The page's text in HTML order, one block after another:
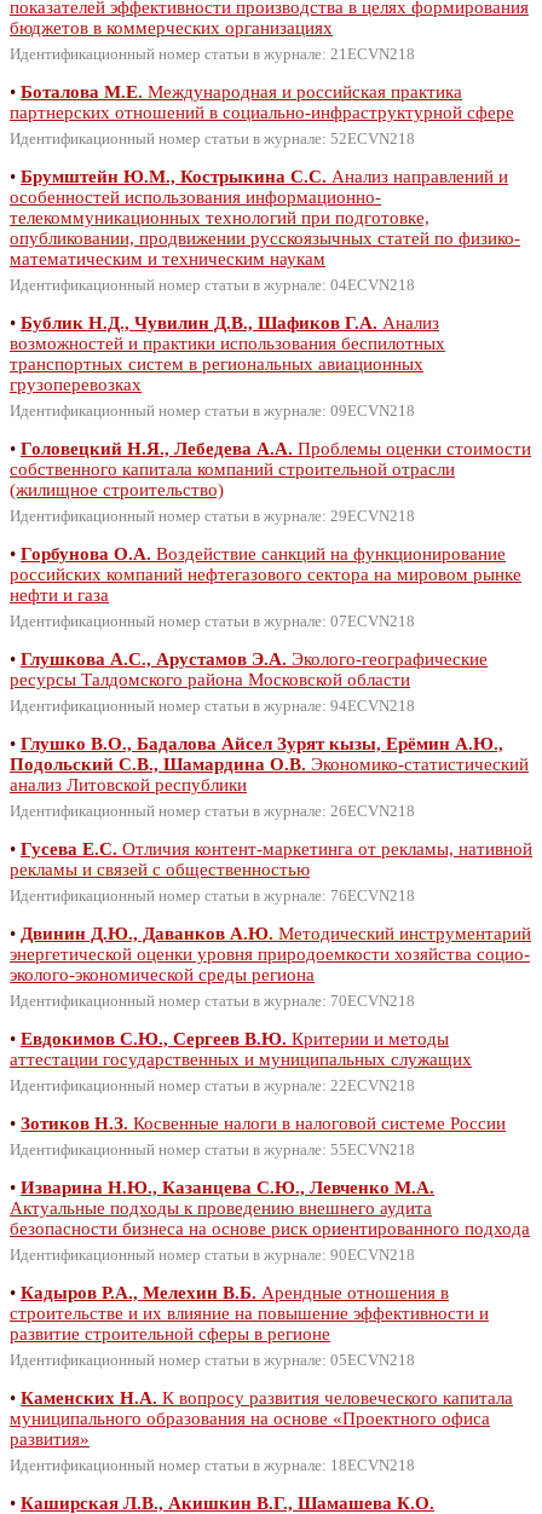
показателей эффективности производства в целях формирования
бюджетов в коммерческих организациях
Идентификационный номер статьи в журнале: 21ECVN218
• Боталова М.Е. Международная и российская практика
партнерских отношений в социально-инфраструктурной сфере
Идентификационный номер статьи в журнале: 52ECVN218
• Брумштейн Ю.М., Кострыкина С.С. Анализ направлений и
особенностей использования информационно-
телекоммуникационных технологий при подготовке,
опубликовании, продвижении русскоязычных статей по физико-
математическим и техническим наукам
Идентификационный номер статьи в журнале: 04ECVN218
• Бублик Н.Д., Чувилин Д.В., Шафиков Г.А. Анализ
возможностей и практики использования беспилотных
транспортных систем в региональных авиационных
грузоперевозках
Идентификационный номер статьи в журнале: 09ECVN218
• Головецкий Н.Я., Лебедева А.А. Проблемы оценки стоимости
собственного капитала компаний строительной отрасли
(жилищное строительство)
Идентификационный номер статьи в журнале: 29ECVN218
• Горбунова О.А. Воздействие санкций на функционирование
российских компаний нефтегазового сектора на мировом рынке
нефти и газа
Идентификационный номер статьи в журнале: 07ECVN218
• Глушкова А.С., Арустамов Э.А. Эколого-географические
ресурсы Талдомского района Московской области
Идентификационный номер статьи в журнале: 94ECVN218
• Глушко В.О., Бадалова Айсел Зурят кызы, Ерёмин А.Ю.,
Подольский С.В., Шамардина О.В. Экономико-статистический
анализ Литовской республики
Идентификационный номер статьи в журнале: 26ECVN218
• Гусева Е.С. Отличия контент-маркетинга от рекламы, нативной
рекламы и связей с общественностью
Идентификационный номер статьи в журнале: 76ECVN218
• Двинин Д.Ю., Даванков А.Ю. Методический инструментарий
энергетической оценки уровня природоемкости хозяйства социо-
эколого-экономической среды региона
Идентификационный номер статьи в журнале: 70ECVN218
• Евдокимов С.Ю., Сергеев В.Ю. Критерии и методы
аттестации государственных и муниципальных служащих
Идентификационный номер статьи в журнале: 22ECVN218
• Зотиков Н.З. Косвенные налоги в налоговой системе России
Идентификационный номер статьи в журнале: 55ECVN218
• Изварина Н.Ю., Казанцева С.Ю., Левченко М.А.
Актуальные подходы к проведению внешнего аудита
безопасности бизнеса на основе риск ориентированного подхода
Идентификационный номер статьи в журнале: 90ECVN218
• Кадыров Р.А., Мелехин В.Б. Арендные отношения в
строительстве и их влияние на повышение эффективности и
развитие строительной сферы в регионе
Идентификационный номер статьи в журнале: 05ECVN218
• Каменских Н.А. К вопросу развития человеческого капитала
муниципального образования на основе «Проектного офиса
развития»
Идентификационный номер статьи в журнале: 18ECVN218
• Каширская Л.В., Акишкин В.Г., Шамашева К.О.